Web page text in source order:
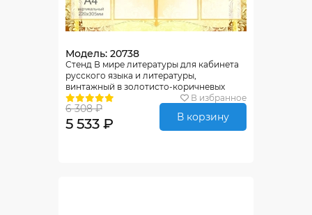
Модель: 20738
Стенд В мире литературы для кабинета
русского языка и литературы,
винтажный в золотисто-коричневых
тонах 1000*900мм
В избранное
6 308 ₽
5 533 ₽ В корзину